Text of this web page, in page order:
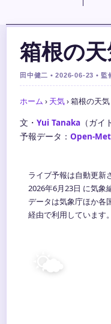
箱根の天
田中健二 • 2026-06-23 • 監
ホーム › 天気›箱根の天気
文・ Yui Tanaka （ガイ
予報データ： Open-
ライブ予報は自動更新
2026年6月23日 に気象
データは気象庁ほか各
経由で利用しています。
🌤️